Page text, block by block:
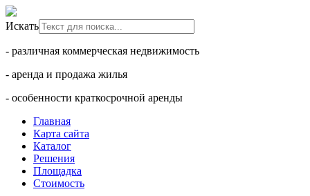
Искать
- различная коммерческая недвижимость
- аренда и продажа жилья
- особенности краткосрочной аренды
Главная
Карта сайта
Каталог
Решения
Площадка
Стоимость